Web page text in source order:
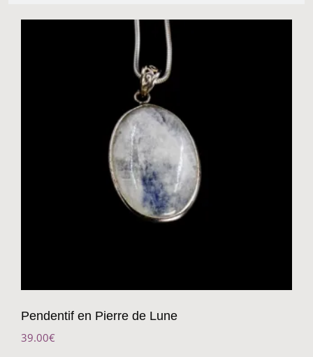
Pendentif en Pierre de Lune
39.00€